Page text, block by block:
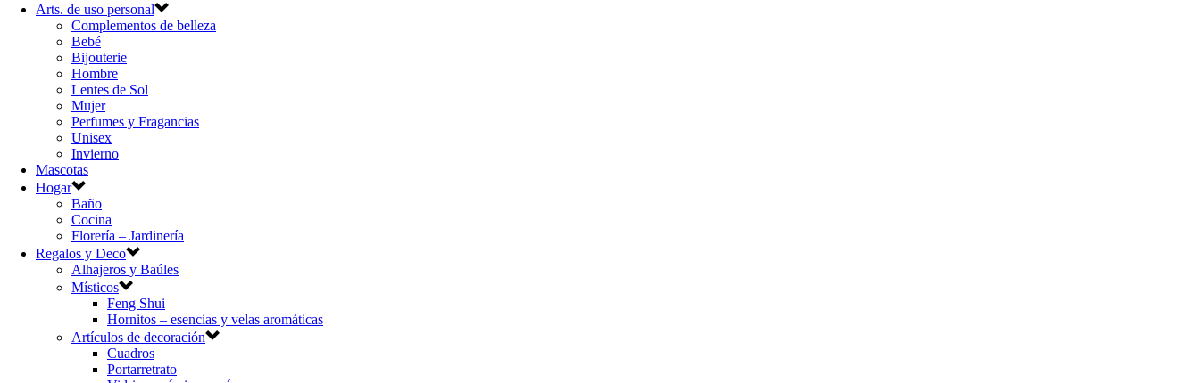
Arts. de uso personal
Complementos de belleza
Bebé
Bijouterie
Hombre
Lentes de Sol
Mujer
Perfumes y Fragancias
Unisex
Invierno
Mascotas
Hogar
Baño
Cocina
Florería – Jardinería
Regalos y Deco
Alhajeros y Baúles
Místicos
Feng Shui
Hornitos – esencias y velas aromáticas
Artículos de decoración
Cuadros
Portarretrato